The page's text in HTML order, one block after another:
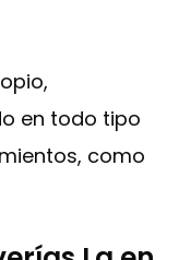
en todo tipo
como